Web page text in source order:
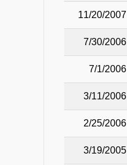
11/20/2007
7/30/2006
7/1/2006
3/11/2006
2/25/2006
3/19/2005